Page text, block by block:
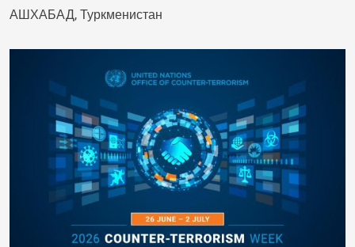
АШХАБАД, Туркменистан